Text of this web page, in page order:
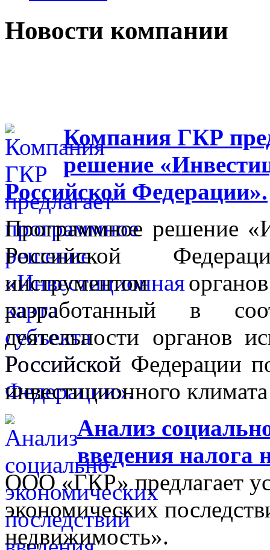
Новости компании
Компания ГКР
решение
Российской Федерации».
Программное решение
Российской
инструментом
разработанный в
деятельности органов
Российской Федерации
инвестиционного
Анализ
введения налога
ООО «ГКР» предлагает
экономических
недвижимость».